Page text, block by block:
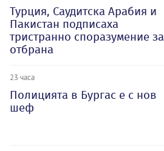
Турция, Саудитска Арабия и
Пакистан подписаха
тристранно споразумение за
отбрана
23 часа
Полицията в Бургас е с нов
шеф